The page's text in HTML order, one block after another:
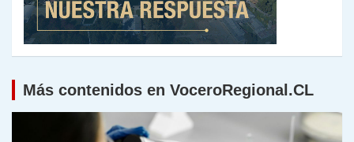
Más contenidos en VoceroRegional.CL